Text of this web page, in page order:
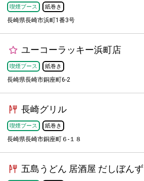
喫煙ブース 紙巻き
長崎県長崎市浜町1番3号
ユーコーラッキー浜町店
喫煙ブース 紙巻き
長崎県長崎市銅座町6-2
長崎グリル
喫煙ブース 紙巻き
長崎県長崎市銅座町６-１８
五島うどん 居酒屋 だしぼんず